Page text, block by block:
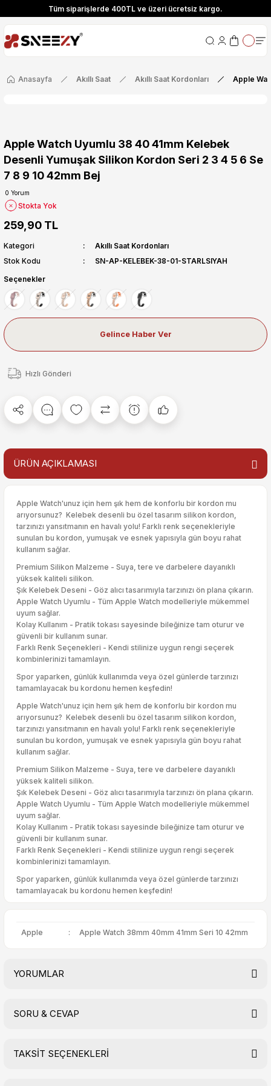
Tüm siparişlerde 400TL ve üzeri ücretsiz kargo.
Özel! YENI10 koduyla 400 TL ve üzeri alışverişlerinizde %10 indirim
Tüm siparişlerde 400TL ve üzeri ücretsiz kargo.
Özel! YENI10 koduyla 400 TL ve üzeri alışverişlerinizde %10 indirim
Anasayfa Akıllı Saat Akıllı Saat Kordonları Apple
Apple Watch Uyumlu 38 40 41mm Kelebek
Desenli Yumuşak Silikon Kordon Seri 2 3 4 5 6 Se
7 8 9 10 42mm Bej
0 Yorum
Stokta Yok
259,90 TL
Kategori
Akıllı Saat Kordonları
Stok Kodu
SN-AP-KELEBEK-38-01-STARLSIYAH
Seçenekler
Gelince Haber Ver
Hızlı Gönderi
ÜRÜN AÇIKLAMASI
Apple Watch'unuz için hem şık hem de konforlu bir kordon mu
arıyorsunuz? Kelebek desenli bu özel tasarım silikon kordon,
tarzınızı yansıtmanın en havalı yolu! Farklı renk seçenekleriyle
sunulan bu kordon, yumuşak ve esnek yapısıyla gün boyu rahat
kullanım sağlar.
Premium Silikon Malzeme - Suya, tere ve darbelere dayanıklı
yüksek kaliteli silikon.
Şık Kelebek Deseni - Göz alıcı tasarımıyla tarzınızı ön plana çıkarın.
Apple Watch Uyumlu - Tüm Apple Watch modelleriyle mükemmel
uyum sağlar.
Kolay Kullanım - Pratik tokası sayesinde bileğinize tam oturur ve
güvenli bir kullanım sunar.
Farklı Renk Seçenekleri - Kendi stilinize uygun rengi seçerek
kombinlerinizi tamamlayın.
Spor yaparken, günlük kullanımda veya özel günlerde tarzınızı
tamamlayacak bu kordonu hemen keşfedin!
Apple Watch'unuz için hem şık hem de konforlu bir kordon mu
arıyorsunuz? Kelebek desenli bu özel tasarım silikon kordon,
tarzınızı yansıtmanın en havalı yolu! Farklı renk seçenekleriyle
sunulan bu kordon, yumuşak ve esnek yapısıyla gün boyu rahat
kullanım sağlar.
Premium Silikon Malzeme - Suya, tere ve darbelere dayanıklı
yüksek kaliteli silikon.
Şık Kelebek Deseni - Göz alıcı tasarımıyla tarzınızı ön plana çıkarın.
Apple Watch Uyumlu - Tüm Apple Watch modelleriyle mükemmel
uyum sağlar.
Kolay Kullanım - Pratik tokası sayesinde bileğinize tam oturur ve
güvenli bir kullanım sunar.
Farklı Renk Seçenekleri - Kendi stilinize uygun rengi seçerek
kombinlerinizi tamamlayın.
Spor yaparken, günlük kullanımda veya özel günlerde tarzınızı
tamamlayacak bu kordonu hemen keşfedin!
Apple : Apple Watch 38mm 40mm 41mm Seri 10 42mm
YORUMLAR
SORU & CEVAP
TAKSİT SEÇENEKLERİ